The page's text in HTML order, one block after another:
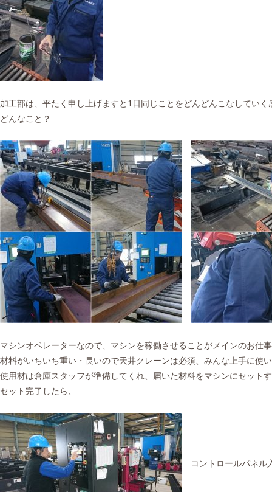
加工部は、平たく申し上げますと1日同じことをどんどんこなしていく
どんなこと？
マシンオペレーターなので、マシンを稼働させることがメインのお仕
材料がいちいち重い・長いので天井クレーンは必須、みんな上手に使
使用材は倉庫スタッフが準備してくれ、届いた材料をマシンにセット
セット完了したら、
コントロールパネル